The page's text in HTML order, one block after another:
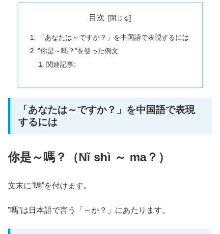
目次
「あなたは～ですか？」を中国語で表現するには
”你是～嗎？”を使った例文
関連記事:
「あなたは～ですか？」を中国語で表現
するには
你是～嗎？（Nǐ shì ～ ma？）
文末に“嗎”を付けます。
”嗎”は日本語で言う「～か？」にあたります。